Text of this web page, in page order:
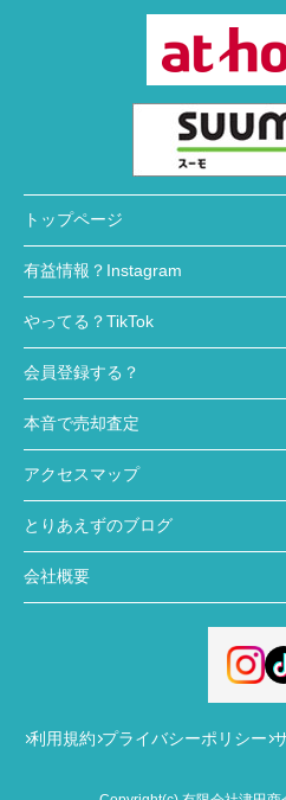
トップページ
有益情報？Instagram
やってる？TikTok
会員登録する？
本音で売却査定
アクセスマップ
とりあえずのブログ
会社概要
利用規約 プライバシーポリシー